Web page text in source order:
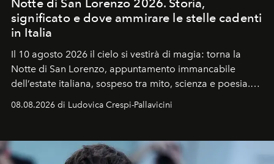
significato e dove ammirare le stelle cadenti
in Italia
Il 10 agosto 2026 il cielo si vestirà di magia: torna la
Notte di San Lorenzo, appuntamento immancabile
dell’estate italiana, sospeso tra mito, scienza e poesia.
celeste per seguire il passaggio delle
all’universo i desideri più segreti
08.08.2026 di Ludovica Crespi-Pallavicini